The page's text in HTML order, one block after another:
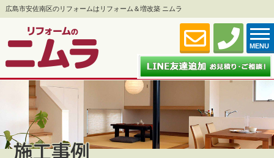
広島市安佐南区のリフォームはリフォーム＆増改築 ニムラ
MENU
施工事例